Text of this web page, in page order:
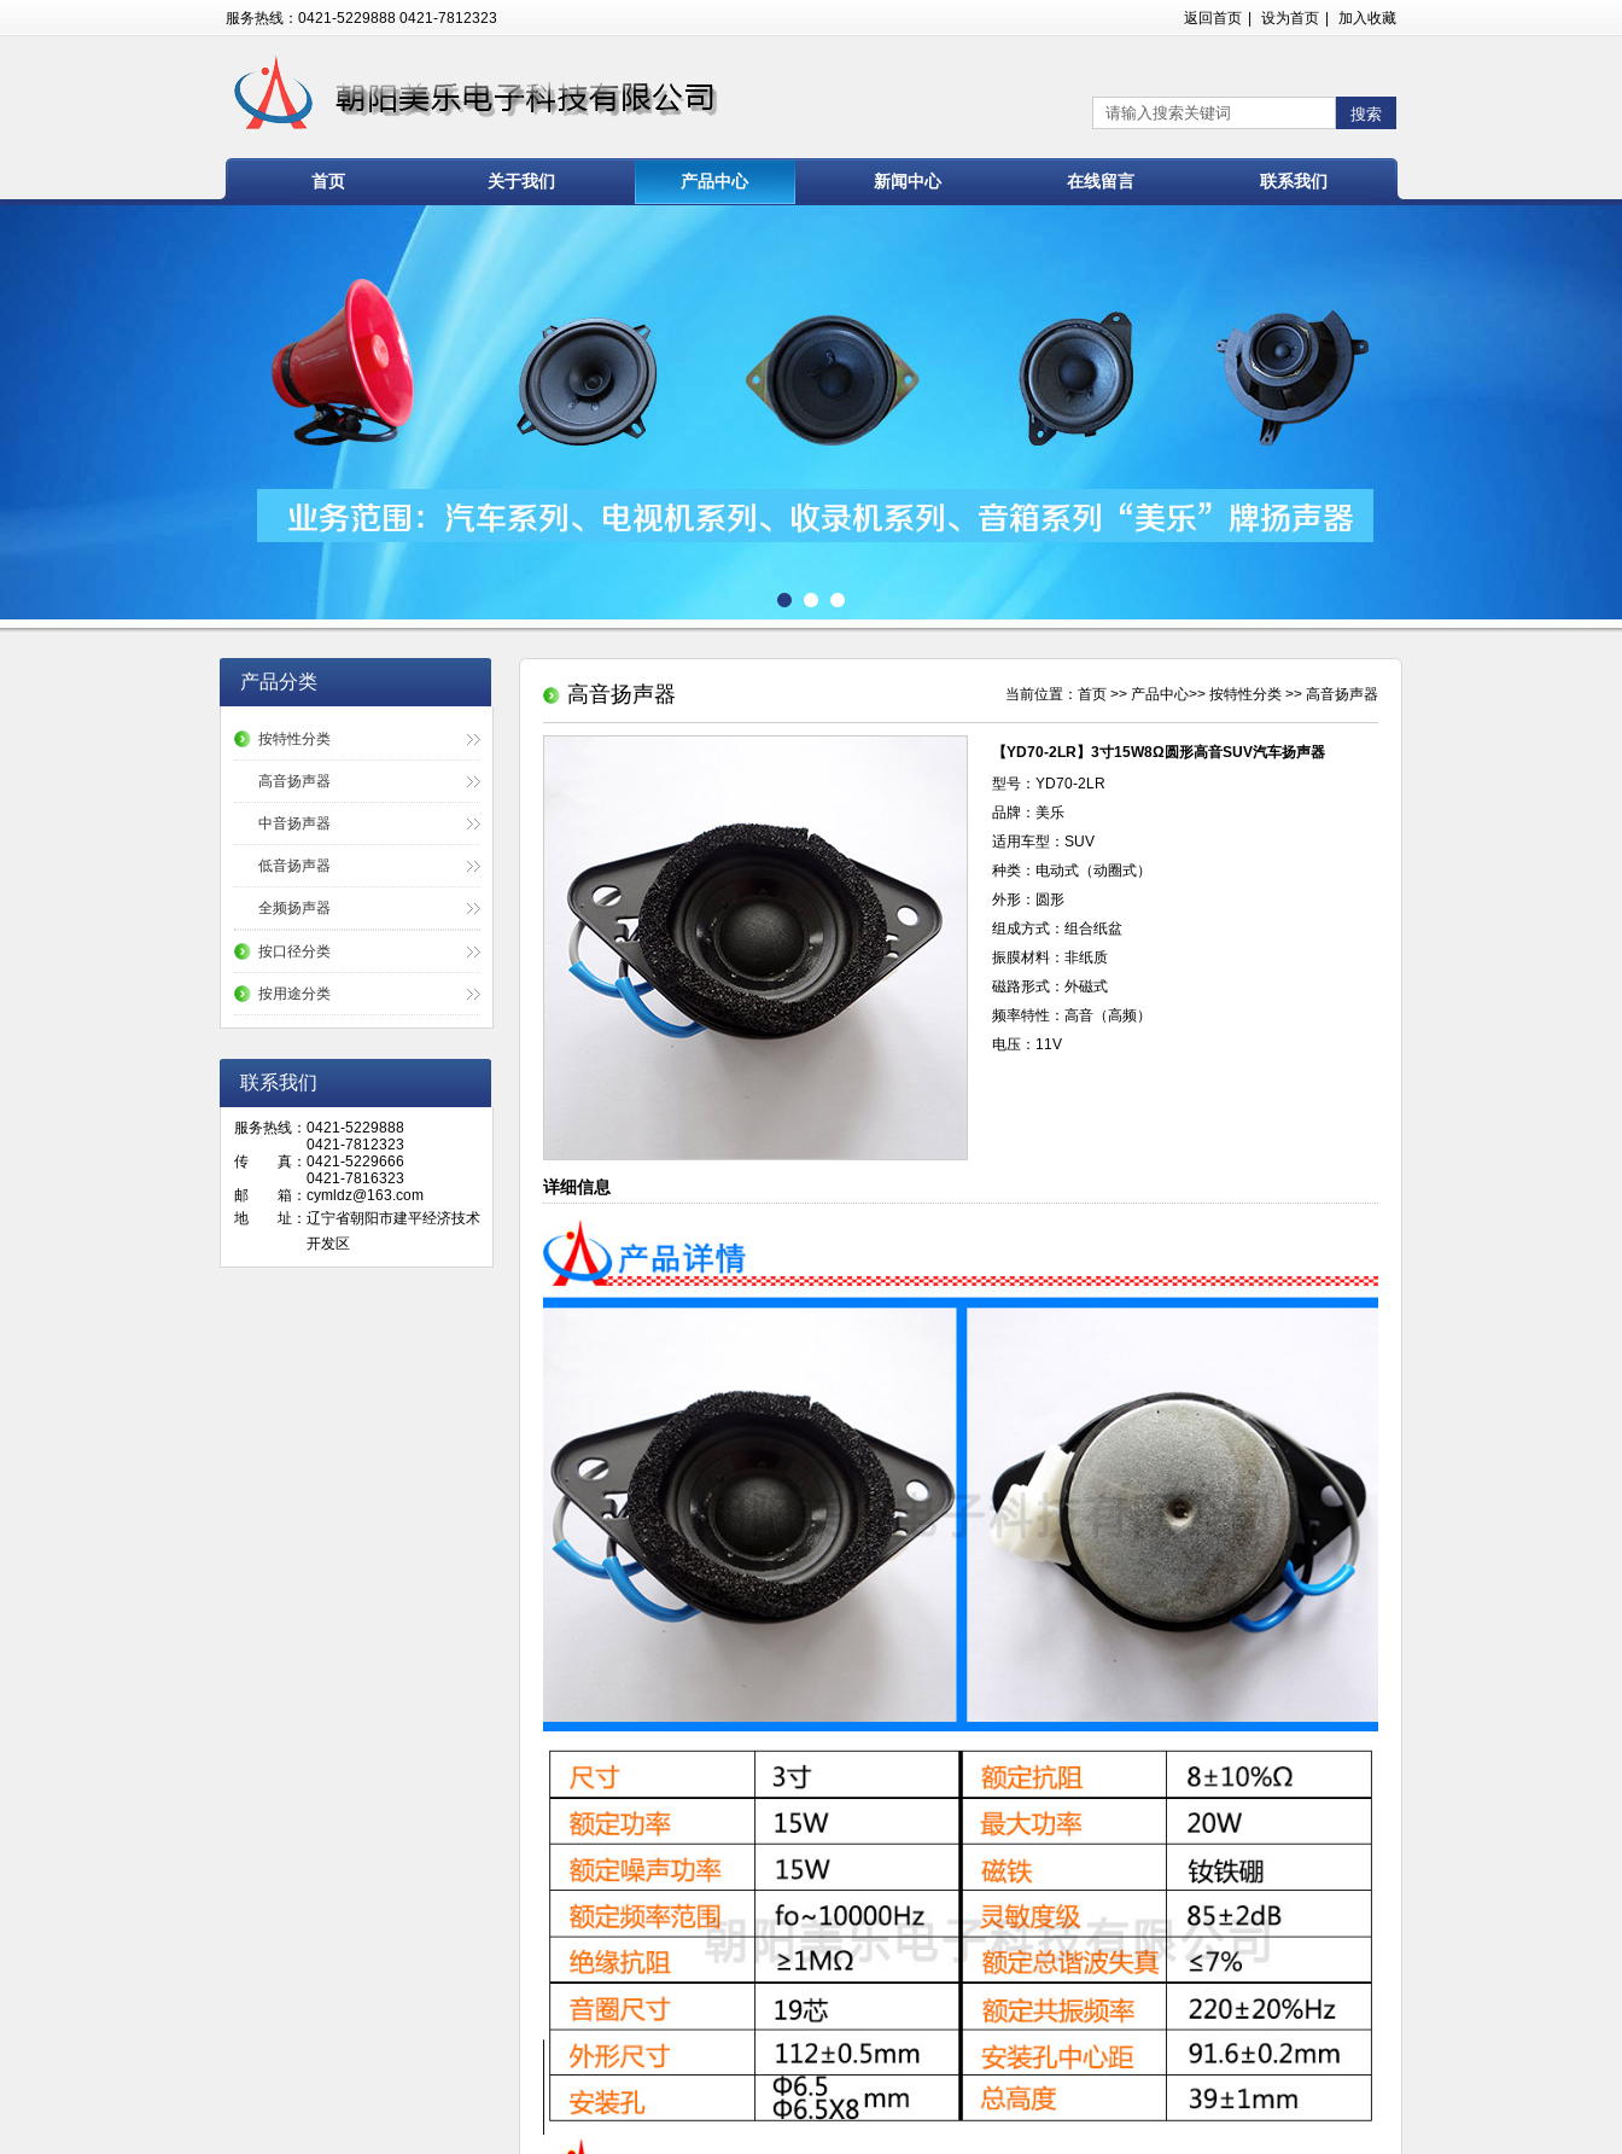
服务热线：0421-5229888 0421-7812323 返回首页 设为首页 加入收藏
首页 关于我们 产品中心 新闻中心 在线留言 联系我们
产品分类
按特性分类
高音扬声器
中音扬声器
低音扬声器
全频扬声器
按口径分类
按用途分类
联系我们
服务热线：0421-5229888
0421-7812323
传 真：0421-5229666
0421-7816323
邮 箱：cymldz@163.com
地 址：辽宁省朝阳市建平经济技术
开发区
高音扬声器 当前位置： 首页 >> 产品中心>> 按特性分类 >> 高音扬声器
【YD70-2LR】3寸15W8Ω圆形高音SUV汽车扬声器
型号：YD70-2LR
品牌：美乐
适用车型：SUV
种类：电动式（动圈式）
外形：圆形
组成方式：组合纸盆
振膜材料：非纸质
磁路形式：外磁式
频率特性：高音（高频）
电压：11V
详细信息